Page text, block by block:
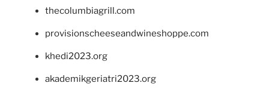
thecolumbiagrill.com
provisionscheeseandwineshoppe.com
khedi2023.org
akademikgeriatri2023.org